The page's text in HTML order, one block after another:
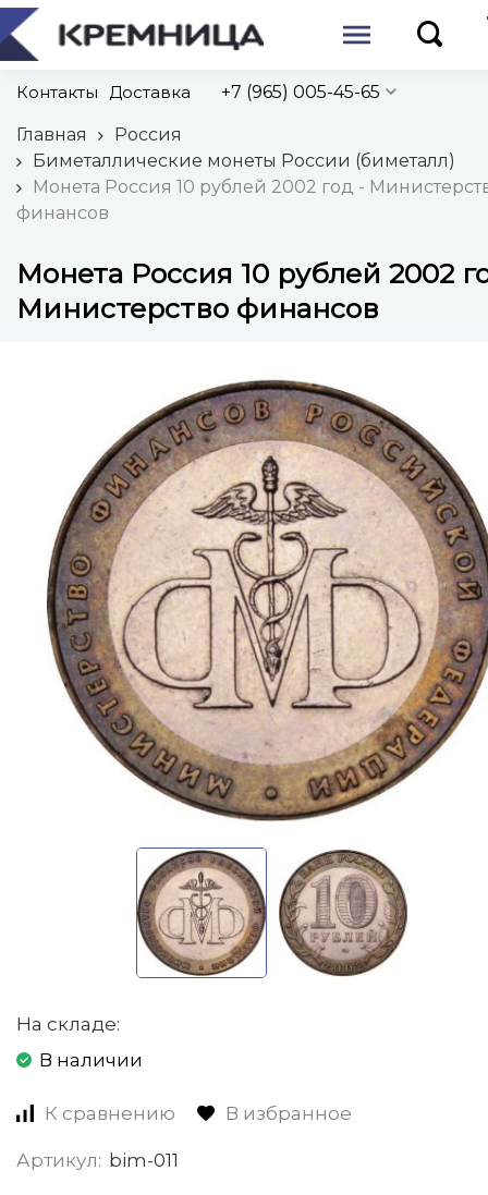
Контакты Доставка +7 (965) 005-45-65
Главная
Россия
Биметаллические монеты России (биметалл)
Монета Россия 10 рублей 2002 год -
финансов
Монета Россия 10 рублей 2002
Министерство финансов
На складе:
В наличии
К сравнению В избранное
Артикул: bim-011